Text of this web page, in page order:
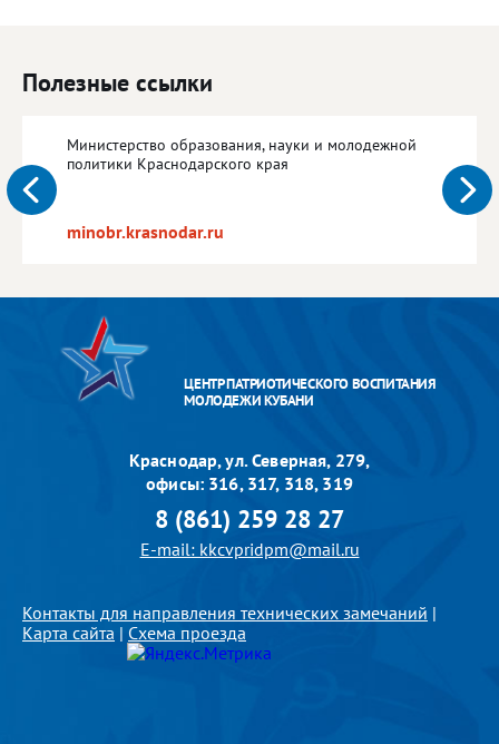
Полезные ссылки
Министерство образования, науки и молодежной
политики Краснодарского края
minobr.krasnodar.ru
ЦЕНТР ПАТРИОТИЧЕСКОГО ВОСПИТАНИЯ
МОЛОДЕЖИ КУБАНИ
Краснодар, ул. Северная, 279,
офисы: 316, 317, 318, 319
8 (861) 259 28 27
E-mail: kkcvpridpm@mail.ru
Контакты для направления технических замечаний |
Карта сайта | Схема проезда